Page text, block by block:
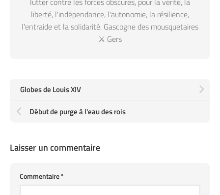
liberté, l'indépendance, l'autonomie, la résilience,
l'entraide et la solidarité. Gascogne des mousquetaires
⚔️ Gers
Globes de Louis XIV
Début de purge à l'eau des rois
Laisser un commentaire
Commentaire*